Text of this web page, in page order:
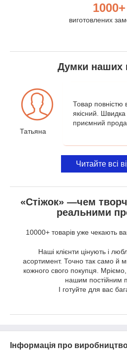
1000+
виготовлених
Думки наших
Татьяна
Товар повністю
якісний. Швидка
приємний
Читайте всі
«Стіжок» —чем
реальними
10000+ товарів уже чекають
Наші клієнти цінують і
асортимент. Точно так само
кожного свого покупця.
нашим постійним
І готуйте для вас
Інформація про